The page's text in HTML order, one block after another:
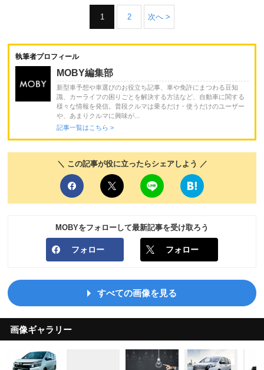
1 2 次へ >
執筆者プロフィール
MOBY編集部
新型車予想や車選びのお役立ち記事、車や免許にまつわる豆知
識、カーライフの困りごとを解決する方法など、自動車に関する
様々な情報を発信。普段クルマは乗るだけ・使うだけのユーザー
や、あまりクルマに興味が...
記事一覧はこちら >
＼ この記事が役に立ったらシェアしよう ／
MOBYをフォローして最新記事を受け取ろう
フォロー フォロー
すべての画像を見る
画像ギャラリー